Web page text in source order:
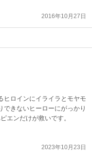
2016年10月27日
ヒロインにイライラとモヤモ
できないヒーローにがっかり
エンだけが救いです。
2023年10月23日